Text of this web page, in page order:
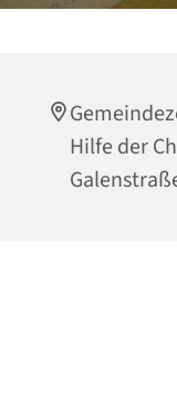
Hilfe der